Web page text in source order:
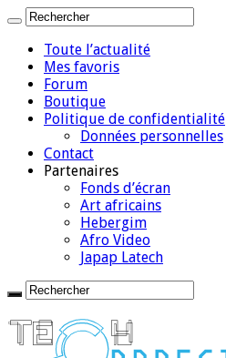
Toute l’actualité
Mes favoris
Forum
Boutique
Politique de confidentialité
Données personnelles
Contact
Partenaires
Fonds d’écran
Art africains
Hebergim
Afro Video
Japap Latech